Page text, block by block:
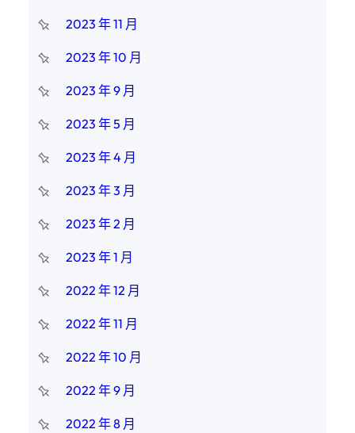
2023 年 11 月
2023 年 10 月
2023 年 9 月
2023 年 5 月
2023 年 4 月
2023 年 3 月
2023 年 2 月
2023 年 1 月
2022 年 12 月
2022 年 11 月
2022 年 10 月
2022 年 9 月
2022 年 8 月